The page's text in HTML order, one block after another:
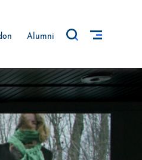
Alumni